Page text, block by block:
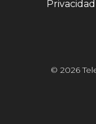
Privacidad
© 2026